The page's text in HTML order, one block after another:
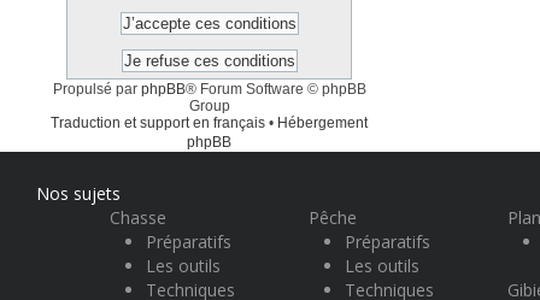
Propulsé par phpBB® Forum Software © phpBB
Group
Traduction et support en français • Hébergement
phpBB
Nos sujets
Chasse
Préparatifs
Les outils
Techniques
Pêche
Préparatifs
Les outils
Techniques